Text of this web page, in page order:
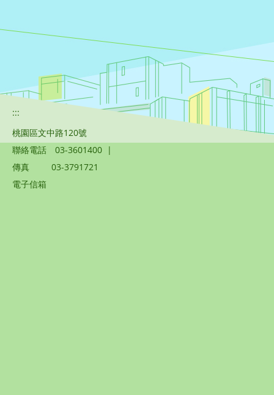
:::
桃園區文中路120號
聯絡電話
03-3601400 |
傳真
03-3791721
電子信箱